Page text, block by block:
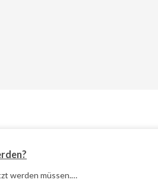
werden müssen.…